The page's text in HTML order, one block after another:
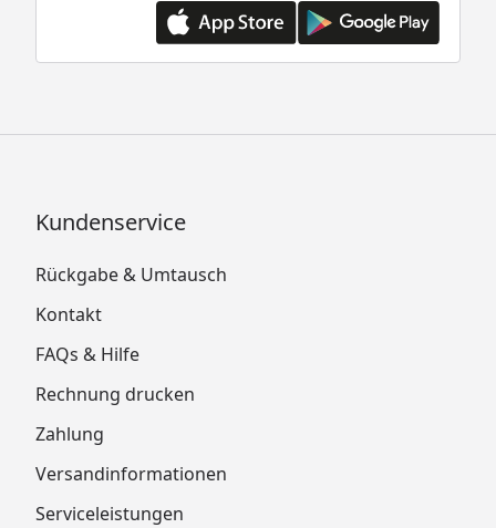
Kundenservice
Rückgabe & Umtausch
Kontakt
FAQs & Hilfe
Rechnung drucken
Zahlung
Versandinformationen
Serviceleistungen